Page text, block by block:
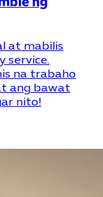
at mabilis
service.
na trabaho
ang bawat
nito!